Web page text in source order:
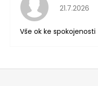
Hodnocení
21.7.2026
Vše ok ke spokojenosti